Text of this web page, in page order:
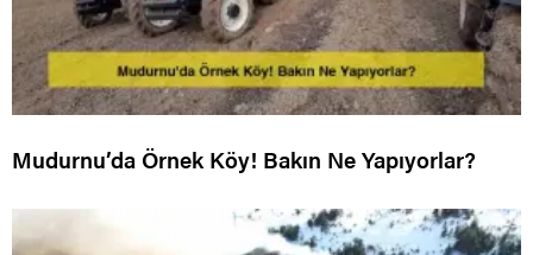
Mudurnu’da Örnek Köy! Bakın Ne Yapıyorlar?